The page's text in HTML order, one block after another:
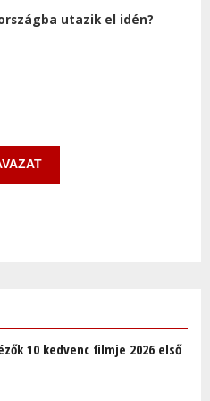
utazik el idén?
10 kedvenc filmje 2026 első